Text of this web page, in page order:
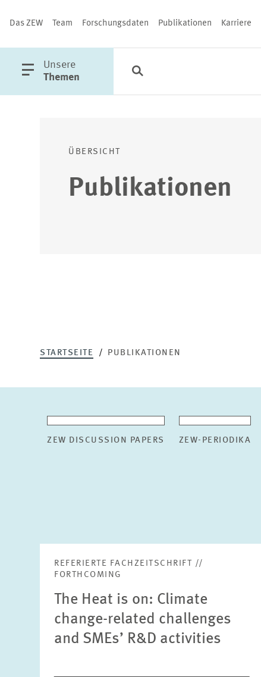
Das ZEW Team Forschungsdaten Publikationen Karriere
öffne
Hauptmenü
Unsere
Themen
Kategorien
Schließen
ÜBERSICHT
Publikationen
STARTSEITE PUBLIKATIONEN
ZEW DISCUSSION PAPERS ZEW-PERIODIKA
REFERIERTE FACHZEITSCHRIFT //
FORTHCOMING
The Heat is on: Climate
change-related challenges
and SMEs’ R&D activities